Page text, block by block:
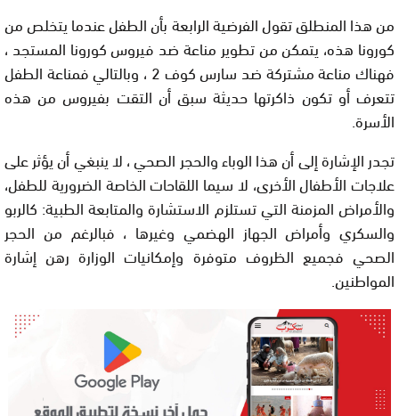
من هذا المنطلق تقول الفرضية الرابعة بأن الطفل عندما يتخلص من
كورونا هذه، يتمكن من تطوير مناعة ضد فيروس كورونا المستجد ،
فهناك مناعة مشتركة ضد سارس كوف 2 ، وبالتالي فمناعة الطفل
تتعرف أو تكون ذاكرتها حديثة سبق أن التقت بفيروس من هذه
الأسرة.
تجدر الإشارة إلى أن هذا الوباء والحجر الصحي ، لا ينبغي أن يؤثر على
علاجات الأطفال الأخرى، لا سيما اللقاحات الخاصة الضرورية للطفل،
والأمراض المزمنة التي تستلزم الاستشارة والمتابعة الطبية: كالربو
والسكري وأمراض الجهاز الهضمي وغيرها ، فبالرغم من الحجر
الصحي فجميع الظروف متوفرة وإمكانيات الوزارة رهن إشارة
المواطنين.